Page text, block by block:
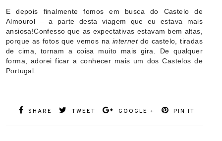
E depois finalmente fomos em busca do Castelo de
Almourol – a parte desta viagem que eu estava mais
ansiosa!Confesso que as expectativas estavam bem altas,
porque as fotos que vemos na internetdo castelo, tiradas
de cima, tornam a coisa muito mais gira. De qualquer
forma, adorei ficar a conhecer mais um dos Castelos de
Portugal.
SHARE TWEET GOOGLE + PIN IT